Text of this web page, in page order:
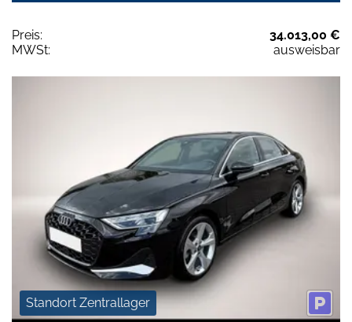
Preis:
34.013,00 €
MWSt:
ausweisbar
Standort Zentrallager